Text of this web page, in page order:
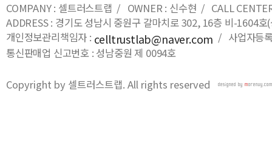
COMPANY : 셀트러스트랩 / OWNER : 신수현 / CALL
ADDRESS : 경기도 성남시 중원구 갈마치로 302, 16층 비-1604
개인정보관리책임자 : celltrustlab@naver.com / 사업자등
통신판매업 신고번호 : 성남중원 제 0094호
Copyright by 셀트러스트랩. All rights reserved